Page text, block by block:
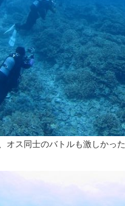
オス同士のバトルも激しかった